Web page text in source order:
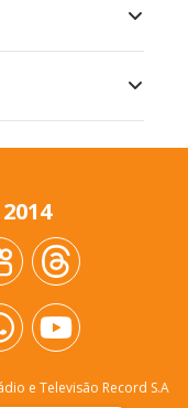
e Televisão Record S.A